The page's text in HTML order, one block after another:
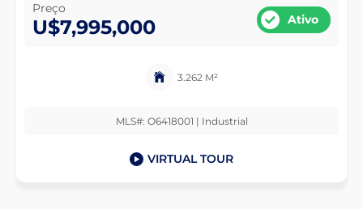
Preço
U$7,995,000 Ativo
3.262 M²
MLS#: O6418001 | Industrial
VIRTUAL TOUR